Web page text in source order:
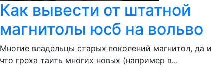
Как вывести от штатной
магнитолы юсб на вольво
Многие владельцы старых поколений магнитол, да и
что греха таить многих новых (например в...